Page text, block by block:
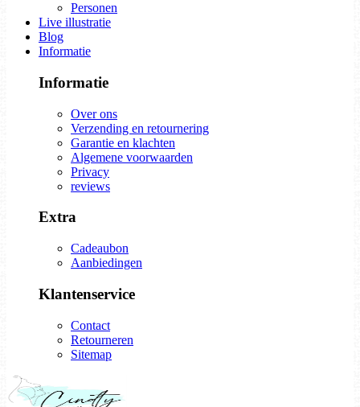
Personen
Live illustratie
Blog
Informatie
Informatie
Over ons
Verzending en retournering
Garantie en klachten
Algemene voorwaarden
Privacy
reviews
Extra
Cadeaubon
Aanbiedingen
Klantenservice
Contact
Retourneren
Sitemap